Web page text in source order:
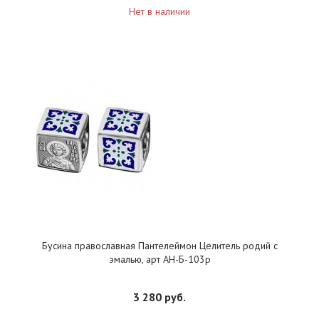
Нет в наличии
Бусина православная Пантелеймон Целитель родий с
эмалью, арт АН-Б-103р
3 280 руб.